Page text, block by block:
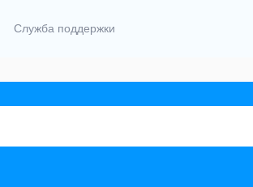
Служба поддержки